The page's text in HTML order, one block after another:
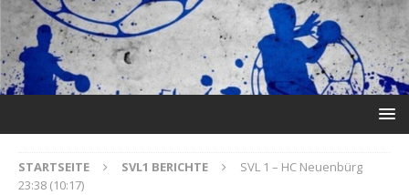
STARTSEITE SVL1 BERICHTE
SVL 1 – HC Neuenbürg
23:38 (10:17)